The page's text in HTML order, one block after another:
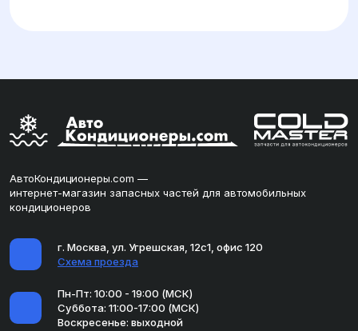
АвтоКондиционеры.com —
интернет-магазин запасных частей для автомобильных
кондиционеров
г. Москва, ул. Угрешская, 12с1, офис 120
Схема проезда
Пн-Пт: 10:00 - 19:00 (МСК)
Суббота: 11:00-17:00 (МСК)
Воскресенье: выходной